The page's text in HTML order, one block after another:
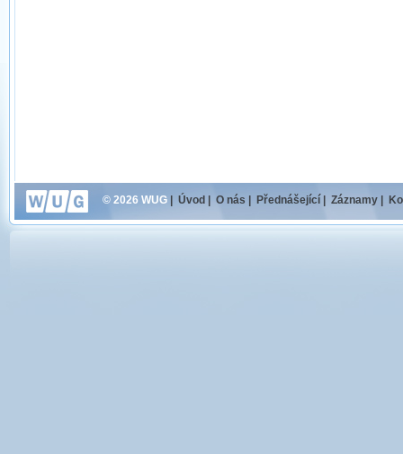
© 2026 WUG Úvod O nás Přednášející Záznamy